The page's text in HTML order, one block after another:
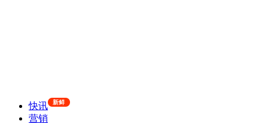
快讯 新鲜
营销